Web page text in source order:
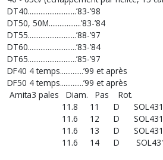
DT40...........................’83-’98
DT50, 50M..................’83-’84
DT55...........................’88-’97
DT60...........................’83-’84
DT65...........................’85-’97
DF40 4 temps.............’99 et après
DF50 4 temps.............’99 et après
Amita3 pales Diam. Pas Rot.
11.8 11 D SOL4311-
11.6 12 D SOL4311-
11.6 13 D SOL4311-
11.6 14 D SOL4311-